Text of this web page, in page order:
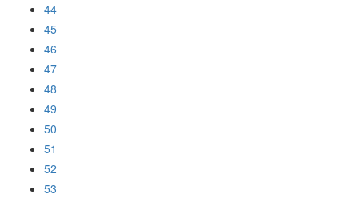
44
45
46
47
48
49
50
51
52
53